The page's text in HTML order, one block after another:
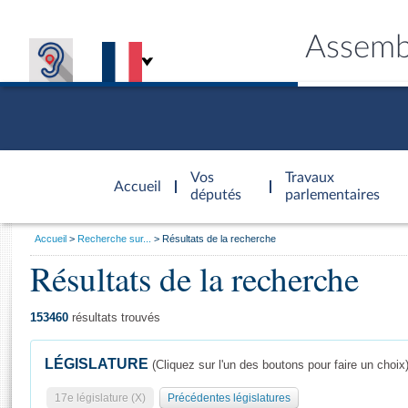
Accueil
d'accueil
Vos
députés
Travaux
parlementaires
Général
Vous
Accueil Recherche sur... Résultats de la recherche
Résultats de la recherche
153460 résultats trouvés
LÉGISLATURE (Cliquez sur l'un des boutons pour faire un choix)
17e législature (X) Précédentes législatures